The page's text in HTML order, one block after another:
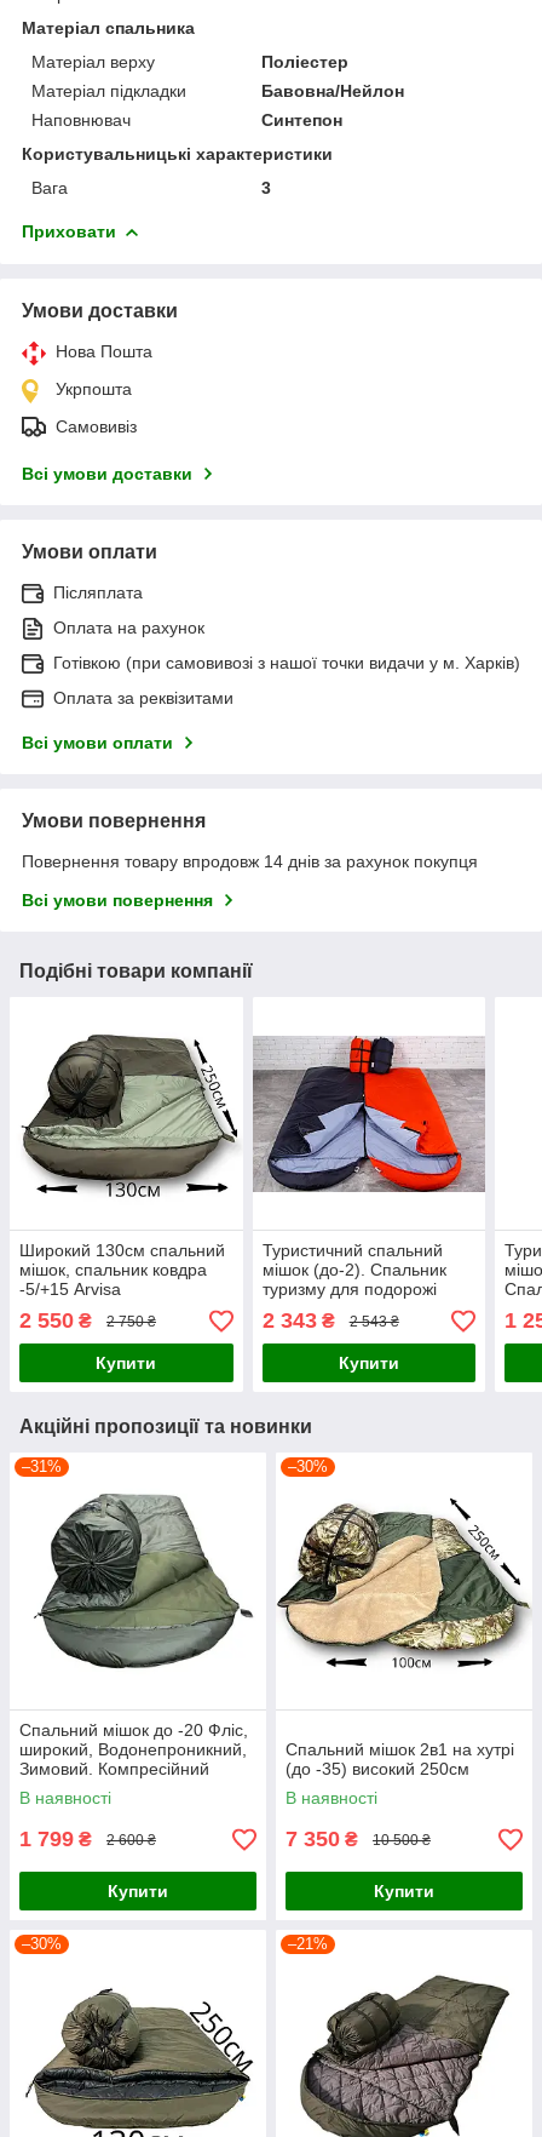
Матеріал спальника
Матеріал верху
Поліестер
Матеріал підкладки
Бавовна/Нейлон
Наповнювач
Синтепон
Користувальницькі характеристики
Вага
3
Приховати
Умови доставки
Нова Пошта
Укрпошта
Самовивіз
Всі умови доставки
Умови оплати
Післяплата
Оплата на рахунок
Готівкою (при самовивозі з нашої точки видачи у м. Харків)
Оплата за реквізитами
Всі умови оплати
Умови повернення
Повернення товару впродовж 14 днів за рахунок покупця
Всі умови повернення
Подібні товари компанії
Широкий 130см спальний
мішок, спальник ковдра
-5/+15 Arvisa
2 550 ₴ 2 750 ₴
Купити
Туристичний спальний
мішок (до-2). Спальник
туризму для подорожі
весна і осінь
2 343₴ 2 543 ₴
Купити
1
Акційні пропозиції та новинки
–31%
Спальний мішок до -20 Фліс,
широкий, Водонепроникний,
Зимовий. Компресійний
чохол
В наявності
1 799 ₴ 2 600 ₴
Купити
–30%
Спальний мішок 2в1 на хутрі
(до -35) високий 250см
В наявності
7 350 ₴ 10 500 ₴
Купити
–30% –21%